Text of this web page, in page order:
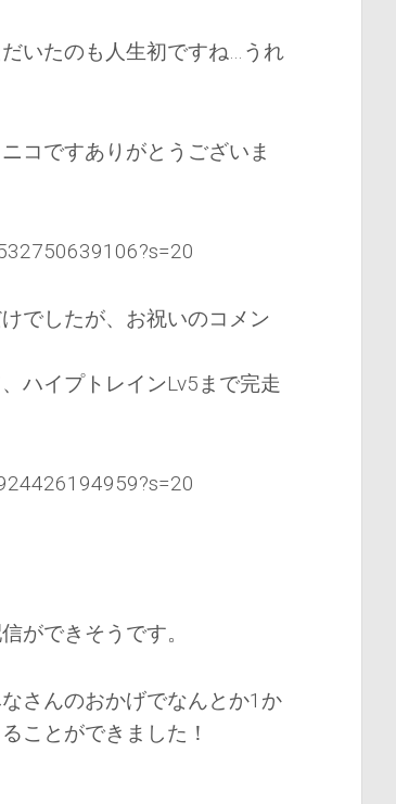
いたのも人生初ですね…うれ
コですありがとうございま
でしたが、お祝いのコメン
ハイプトレインLv5まで完走
ができそうです。
さんのおかげでなんとか1か
ことができました！